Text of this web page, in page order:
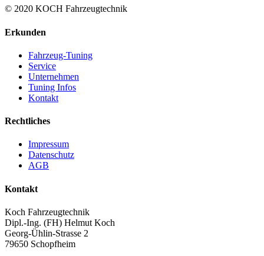
© 2020 KOCH Fahrzeugtechnik
Erkunden
Fahrzeug-Tuning
Service
Unternehmen
Tuning Infos
Kontakt
Rechtliches
Impressum
Datenschutz
AGB
Kontakt
Koch Fahrzeugtechnik
Dipl.-Ing. (FH) Helmut Koch
Georg-Ühlin-Strasse 2
79650 Schopfheim